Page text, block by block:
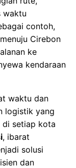
waktu
contoh,
Cirebon
ke
kendaraan
waktu dan
logistik yang
setiap kota
, ibarat
solusi
dan